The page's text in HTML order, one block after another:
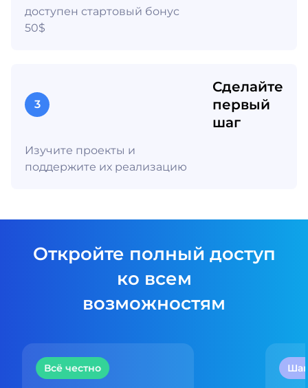
доступен стартовый бонус
50$
3
Сделайте
первый
шаг
Изучите проекты и
поддержите их реализацию
Откройте полный доступ
ко всем
возможностям
Всё честно